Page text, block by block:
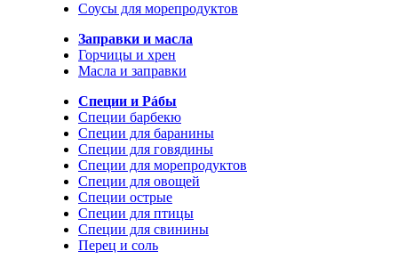
Соусы для морепродуктов
Заправки и масла
Горчицы и хрен
Масла и заправки
Специи и Рáбы
Специи барбекю
Специи для баранины
Специи для говядины
Специи для морепродуктов
Специи для овощей
Специи острые
Специи для птицы
Специи для свинины
Перец и соль